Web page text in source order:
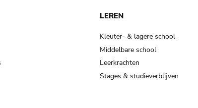
LEREN
Kleuter- & lagere school
Middelbare school
Leerkrachten
Stages & studieverblijven